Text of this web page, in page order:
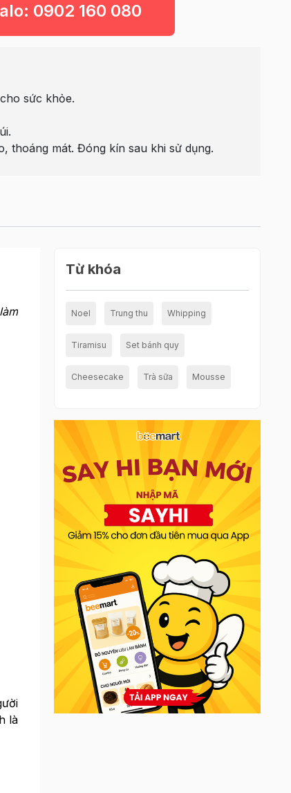
0902 160 080
sức khỏe.
thoáng mát. Đóng kín sau khi sử dụng.
là
Từ khóa
Noel Trung thu Whipping
Tiramisu Set bánh quy
Cheesecake Trà sữa Mousse